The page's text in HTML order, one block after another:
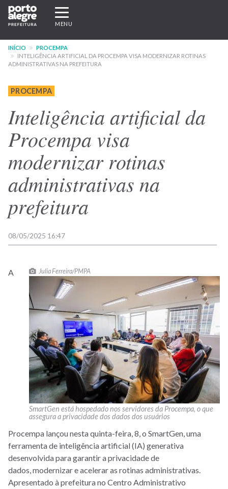
Pular
para
conteúdo
principal
Expandir/recolher
navegação
MENU
INÍCIO
PROCEMPA
INTELIGÊNCIA ARTIFICIAL DA PROCEMPA VISA MODERNIZAR ROTINAS
ADMINISTRATIVAS NA PREFEITURA
PROCEMPA
Inteligência artificial da
Procempa visa
modernizar rotinas
administrativas na
prefeitura
08/05/2025 16:47
Julia Ferreira/PMPA
SmartGen está hospedado nos servidores da Procempa, o que
assegura a privacidade dos dados dos usuários
A
Procempa lançou nesta quinta-feira, 8, o SmartGen, uma
ferramenta de inteligência artificial (IA) generativa
desenvolvida para garantir a privacidade de
dados, modernizar e acelerar as rotinas administrativas.
Apresentado à prefeitura no Centro Administrativo